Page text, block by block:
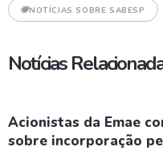
NOTÍCIAS SOBRE SABESP
Notícias
Acionistas da Emae
sobre incorporação